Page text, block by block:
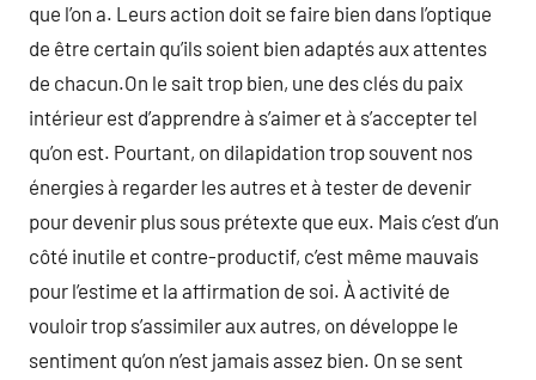
que l’on a. Leurs action doit se faire bien dans l’optique
de être certain qu’ils soient bien adaptés aux attentes
de chacun.On le sait trop bien, une des clés du paix
intérieur est d’apprendre à s’aimer et à s’accepter tel
qu’on est. Pourtant, on dilapidation trop souvent nos
énergies à regarder les autres et à tester de devenir
pour devenir plus sous prétexte que eux. Mais c’est d’un
côté inutile et contre-productif, c’est même mauvais
pour l’estime et la affirmation de soi. À activité de
vouloir trop s’assimiler aux autres, on développe le
sentiment qu’on n’est jamais assez bien. On se sent